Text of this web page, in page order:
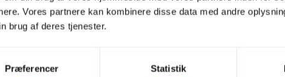
Vores partnere kan kombinere disse data med andre
brug af deres tjenester.
Præferencer Statistik